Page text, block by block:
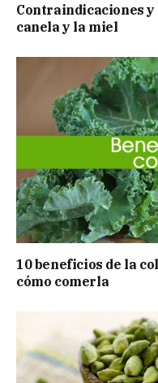
Contraindicaciones
canela y la miel
10 beneficios de la
cómo comerla